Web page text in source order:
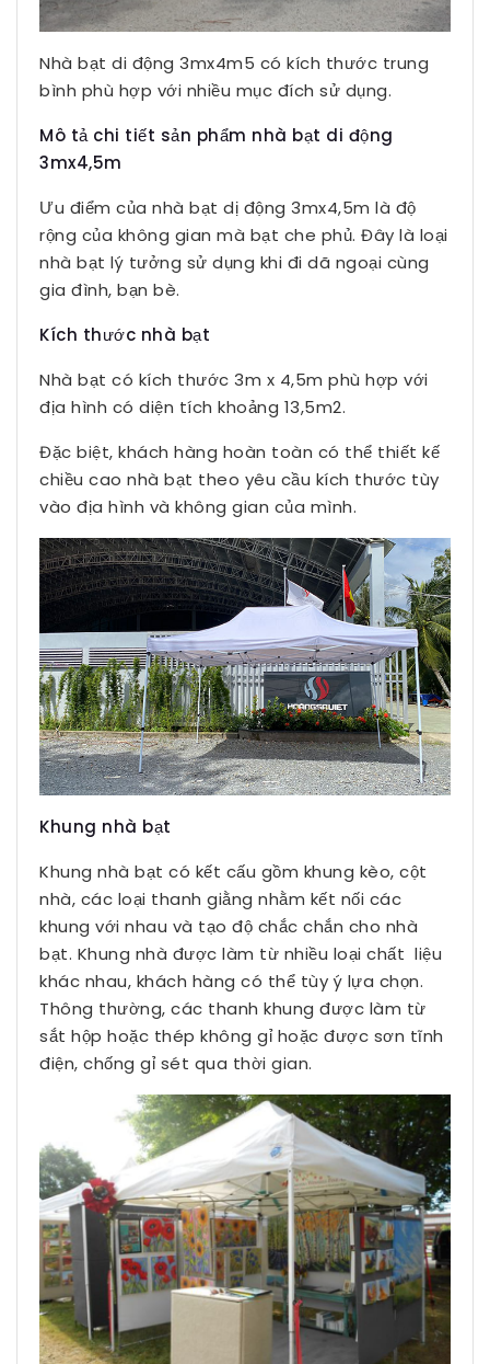
Nhà bạt di động 3mx4m5 có kích thước trung
bình phù hợp với nhiều mục đích sử dụng.
Mô tả chi tiết sản phẩm nhà bạt di động
3mx4,5m
Ưu điểm của nhà bạt dị động 3mx4,5m là độ
rộng của không gian mà bạt che phủ. Đây là loại
nhà bạt lý tưởng sử dụng khi đi dã ngoại cùng
gia đình, bạn bè.
Kích thước nhà bạt
Nhà bạt có kích thước 3m x 4,5m phù hợp với
địa hình có diện tích khoảng 13,5m2.
Đặc biệt, khách hàng hoàn toàn có thể thiết kế
chiều cao nhà bạt theo yêu cầu kích thước tùy
vào địa hình và không gian của mình.
Khung nhà bạt
Khung nhà bạt có kết cấu gồm khung kèo, cột
nhà, các loại thanh giằng nhằm kết nối các
khung với nhau và tạo độ chắc chắn cho nhà
bạt. Khung nhà được làm từ nhiều loại chất liệu
khác nhau, khách hàng có thể tùy ý lựa chọn.
Thông thường, các thanh khung được làm từ
sắt hộp hoặc thép không gỉ hoặc được sơn tĩnh
điện, chống gỉ sét qua thời gian.